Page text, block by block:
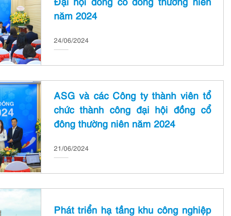
năm 2024
24/06/2024
ASG và các Công ty thành viên tổ
chức thành công đại hội đồng cổ
đông thường niên năm 2024
21/06/2024
Phát triển hạ tầng khu công nghiệp